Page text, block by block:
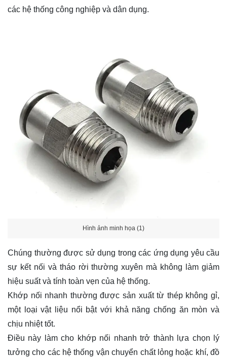
các hệ thống công nghiệp và dân dụng.
Hình ảnh minh họa (1)
Chúng thường được sử dụng trong các ứng dụng yêu cầu
sự kết nối và tháo rời thường xuyên mà không làm giảm
hiệu suất và tính toàn vẹn của hệ thống.
Khớp nối nhanh thường được sản xuất từ thép không gỉ,
một loại vật liệu nổi bật với khả năng chống ăn mòn và
chịu nhiệt tốt.
Điều này làm cho khớp nối nhanh trở thành lựa chọn lý
tưởng cho các hệ thống vận chuyển chất lỏng hoặc khí, đồ